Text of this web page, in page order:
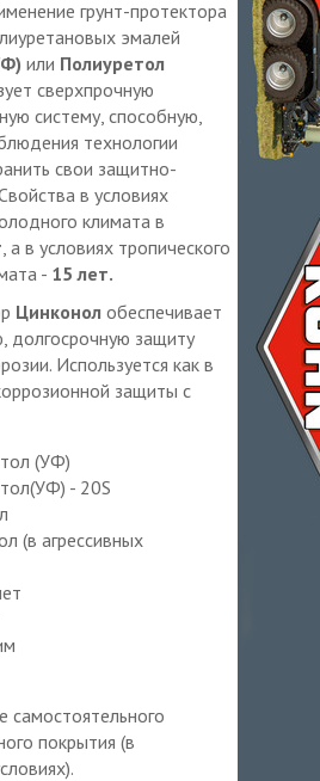
грунт-протектора
эмалей
или Полиуретол
сверхпрочную
систему, способную,
технологии
свои защитно-
в условиях
климата в
, а в условиях тропического
- 15 лет.
Цинконол обеспечивает
долгосрочную защиту
Используется как в
защиты с
(УФ)
- 20S
(в агрессивных
самостоятельного
покрытия (в